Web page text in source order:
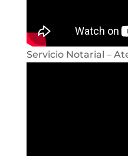
Servicio Notarial –